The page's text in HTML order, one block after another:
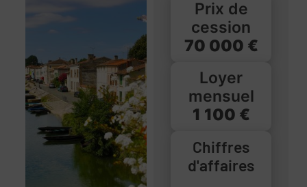
Prix de
cession
70 000 €
Loyer
mensuel
1 100 €
Chiffres
d'affaires